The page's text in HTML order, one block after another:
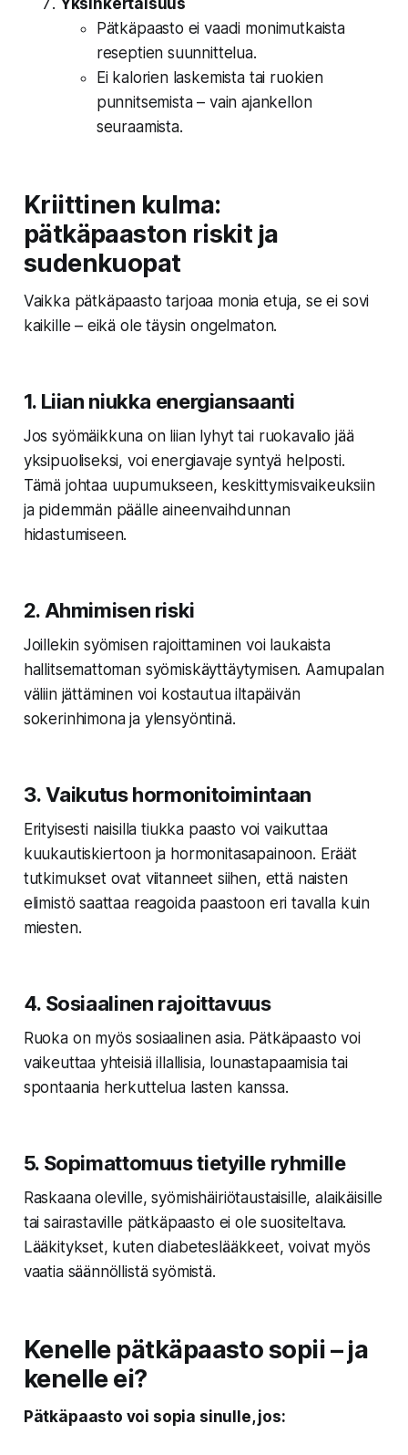
Pätkäpaasto ei vaadi monimutkaista
reseptien suunnittelua.
Ei kalorien laskemista tai ruokien
punnitsemista – vain ajankellon
seuraamista.
Kriittinen kulma:
pätkäpaaston riskit ja
sudenkuopat
Vaikka pätkäpaasto tarjoaa monia etuja, se ei sovi
kaikille – eikä ole täysin ongelmaton.
1. Liian niukka energiansaanti
Jos syömäikkuna on liian lyhyt tai ruokavalio jää
yksipuoliseksi, voi energiavaje syntyä helposti.
Tämä johtaa uupumukseen, keskittymisvaikeuksiin
ja pidemmän päälle aineenvaihdunnan
hidastumiseen.
2. Ahmimisen riski
Joillekin syömisen rajoittaminen voi laukaista
hallitsemattoman syömiskäyttäytymisen. Aamupalan
väliin jättäminen voi kostautua iltapäivän
sokerinhimona ja ylensyöntinä.
3.Vaikutus hormonitoimintaan
Erityisesti naisilla tiukka paasto voi vaikuttaa
kuukautiskiertoon ja hormonitasapainoon. Eräät
tutkimukset ovat viitanneet siihen, että naisten
elimistö saattaa reagoida paastoon eri tavalla kuin
miesten.
4. Sosiaalinen rajoittavuus
Ruoka on myös sosiaalinen asia. Pätkäpaasto voi
vaikeuttaa yhteisiä illallisia, lounastapaamisia tai
spontaania herkuttelua lasten kanssa.
5. Sopimattomuus tietyille ryhmille
Raskaana oleville, syömishäiriötaustaisille, alaikäisille
tai sairastaville pätkäpaasto ei ole suositeltava.
Lääkitykset, kuten diabeteslääkkeet, voivat myös
vaatia säännöllistä syömistä.
Kenelle pätkäpaasto sopii – ja
kenelle ei?
Pätkäpaasto voi sopia sinulle, jos: